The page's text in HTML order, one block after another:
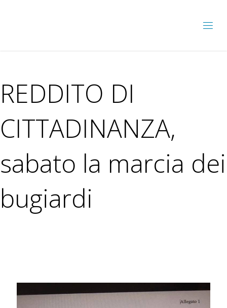
REDDITO DI
CITTADINANZA,
sabato la marcia dei
bugiardi